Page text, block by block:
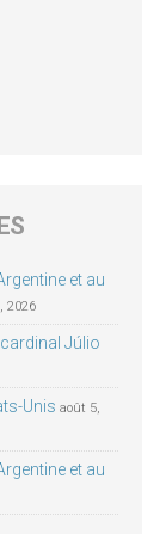
et au
2026
Júlio
Unis août 5,
et au